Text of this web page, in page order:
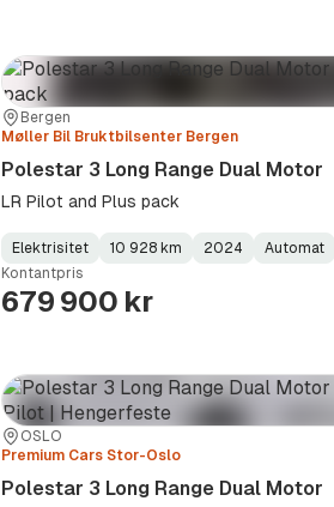
Sted:Bergen
Forhandler:
Møller Bil Bruktbilsenter Bergen
Polestar 3 Long Range Dual Motor
LR Pilot and Plus pack
Fuel
Type:
Elektrisitet
Kilometerstand:
10 928 km
Model
Year:
2024
Gearbox
Type:
Automat
Kontantpris
679 900 kr
Sted:
OSLO
Forhandler:
Premium Cars Stor-Oslo
Polestar 3 Long Range Dual Motor